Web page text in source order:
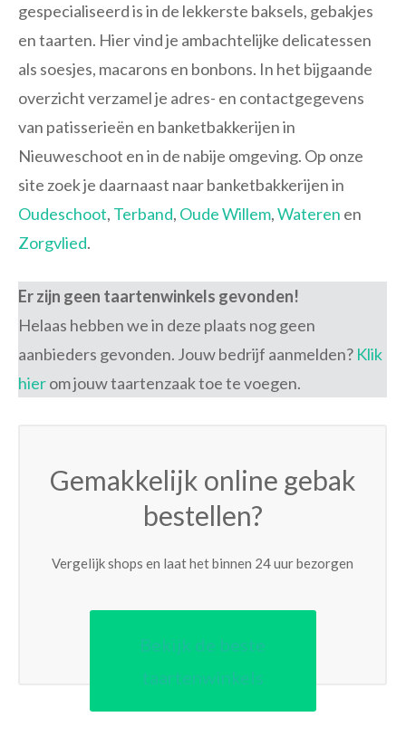
gespecialiseerd is in de lekkerste baksels, gebakjes
en taarten. Hier vind je ambachtelijke delicatessen
als soesjes, macarons en bonbons. In het bijgaande
overzicht verzamel je adres- en contactgegevens
van patisserieën en banketbakkerijen in
Nieuweschoot en in de nabije omgeving. Op onze
site zoek je daarnaast naar banketbakkerijen in
Oudeschoot, Terband, Oude Willem,Wateren en
Zorgvlied.
Er zijn geen taartenwinkels gevonden!
Helaas hebben we in deze plaats nog geen
aanbieders gevonden. Jouw bedrijf aanmelden? Klik
hierom jouw taartenzaak toe te voegen.
Gemakkelijk online gebak
bestellen?
Vergelijk shops en laat het binnen 24 uur bezorgen
Bekijk de beste
taartenwinkels